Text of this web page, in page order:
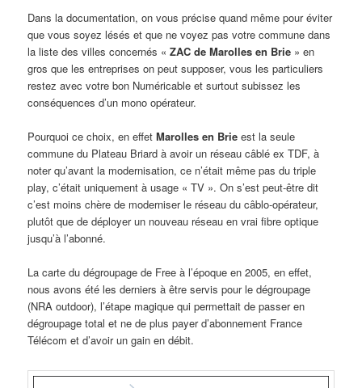
Dans la documentation, on vous précise quand même pour éviter
que vous soyez lésés et que ne voyez pas votre commune dans
la liste des villes concernés «ZAC de Marolles en Brie » en
gros que les entreprises on peut supposer, vous les particuliers
restez avec votre bon Numéricable et surtout subissez les
conséquences d’un mono opérateur.
Pourquoi ce choix, en effetMarolles en Brie est la seule
commune du Plateau Briard à avoir un réseau câblé ex TDF, à
noter qu’avant la modernisation, ce n’était même pas du triple
play, c’était uniquement à usage « TV ». On s’est peut-être dit
c’est moins chère de moderniser le réseau du câblo-opérateur,
plutôt que de déployer un nouveau réseau en vrai fibre optique
jusqu’à l’abonné.
La carte du dégroupage de Free à l’époque en 2005, en effet,
nous avons été les derniers à être servis pour le dégroupage
(NRA outdoor), l’étape magique qui permettait de passer en
dégroupage total et ne de plus payer d’abonnement France
Télécom et d’avoir un gain en débit.